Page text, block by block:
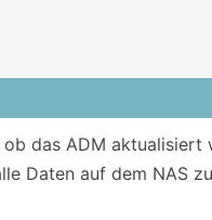
das ADM
Daten auf dem NAS